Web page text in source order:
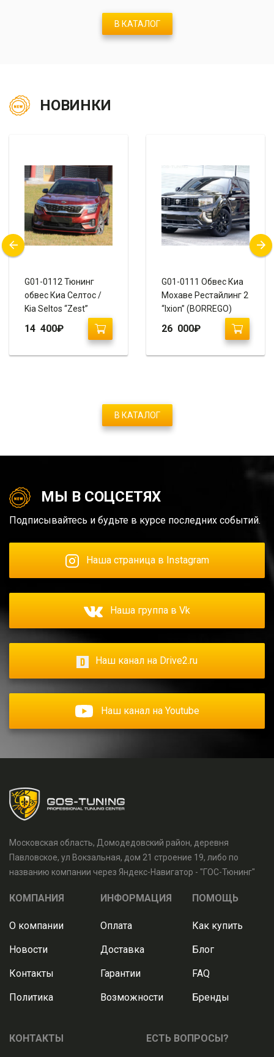
В КАТАЛОГ
НОВИНКИ
G01-0112 Тюнинг
обвес Киа Селтос /
Kia Seltos “Zest”
14 400₽
G01-0111 Обвес Киа
Мохаве Рестайлинг 2
“Ixion” (BORREGO)
26 000₽
В КАТАЛОГ
МЫ В СОЦСЕТЯХ
Подписывайтесь и будьте в курсе последних событий.
Наша страница в Instagram
Наша группа в Vk
Наш канал на Drive2.ru
Наш канал на Youtube
Московская область, Домодедовский район, деревня
Павловское, ул Вокзальная, дом 21 строение 19, либо по
названию компании через Яндекс-Навигатор - "ГОС-Тюнинг"
КОМПАНИЯ
О компании
Новости
Контакты
Политика
ИНФОРМАЦИЯ
Оплата
Доставка
Гарантии
Возможности
ПОМОЩЬ
Как купить
Блог
FAQ
Бренды
КОНТАКТЫ ЕСТЬ ВОПРОСЫ?